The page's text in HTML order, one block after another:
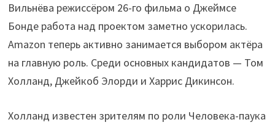
Вильнёва режиссёром 26-го фильма о Джеймсе
Бонде работа над проектом заметно ускорилась.
Amazon теперь активно занимается выбором актёра
на главную роль. Среди основных кандидатов — Том
Холланд, Джейкоб Элорди и Харрис Дикинсон.
Холланд известен зрителям по роли Человека-паука